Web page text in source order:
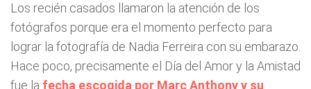
Los recién casados llamaron la atención de los
fotógrafos porque era el momento perfecto para
lograr la fotografía de Nadia Ferreira con su embarazo.
Hace poco, precisamente el Día del Amor y la Amistad
fue la fecha escogida por Marc Anthony y su